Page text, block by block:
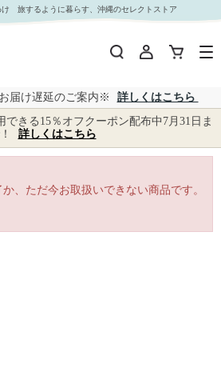
け 旅するように暮らす、沖縄のセレクトストア
届け遅延のご案内※
詳しくはこちら
きる15％オフクーポン配布中7月31日ま
詳しくはこちら
、ただ今お取扱いできない商品です。